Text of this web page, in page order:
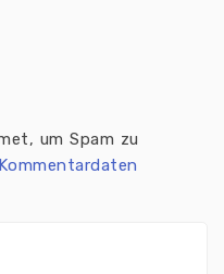
um Spam zu